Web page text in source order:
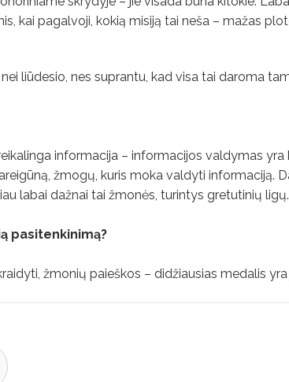
kai pagalvoji, kokią misiją tai neša – mažas
liūdesio, nes suprantu, kad visa tai daroma
informacija – informacijos valdymas
žmogų, kuris moka valdyti informaciją.
labai dažnai tai žmonės, turintys gretutinių ligų.
pasitenkinimą?
žmonių paieškos – didžiausias medalis yra